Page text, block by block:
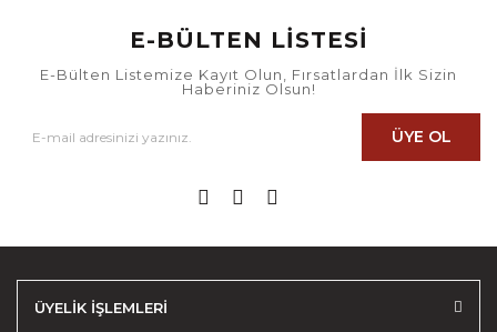
E-BÜLTEN LİSTESİ
E-Bülten Listemize Kayıt Olun, Fırsatlardan İlk Sizin
Haberiniz Olsun!
ÜYE OL
ÜYELİK İŞLEMLERİ